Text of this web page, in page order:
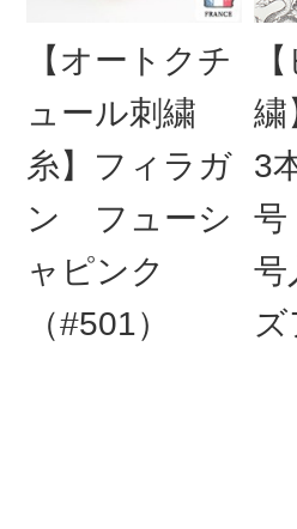
【オートクチ
ュール刺繍
糸】フィラガ
ン フューシ
ャピンク
（#501）
繍
3
号
号
ズ